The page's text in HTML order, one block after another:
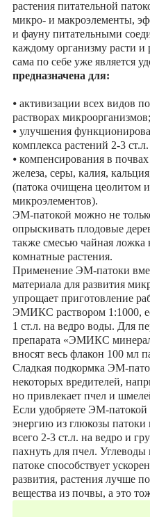
растения питательной
микро- и макроэлементы,
и фауну питательными
каждому организму расти и
сама по себе уже является
предназначена для:
⦁ активизации всех видов
растворах микроорганизмов;
⦁ улучшения
комплекса растений 2-3
⦁ компенсирования в
железа, серы, калия,
(патока очищена цеолитом
микроэлементов).
ЭМ-патокой можно не
опрыскивать плодовые
также смесью чайная ложка
комнатные растения.
Применение ЭМ-патоки
материала для развития
упрощает приготовление
ЭМИКС раствором 1:1000,
1 ст.л. на ведро воды. Для
препарата «ЭМИКС
вносят весь флакон 100 мл
Сладкая подкормка ЭМ-
некоторых вредителей,
но привлекает пчел и
Если удобряете ЭМ-патокой
энергию из глюкозы
всего 2-3 ст.л. на ведро и
пахнуть для пчел.
патоке способствует
развития, растения лучше
вещества из почвы, а это